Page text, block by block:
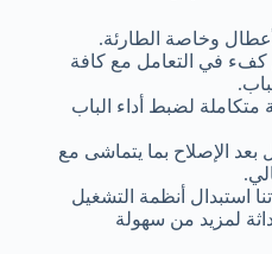
وخاصة الطارئة.
في التعامل مع كافة
لضبط أداء الباب
الإصلاح بما يتماشى مع
استبدال أنظمة التشغيل
لمزيد من سهولة